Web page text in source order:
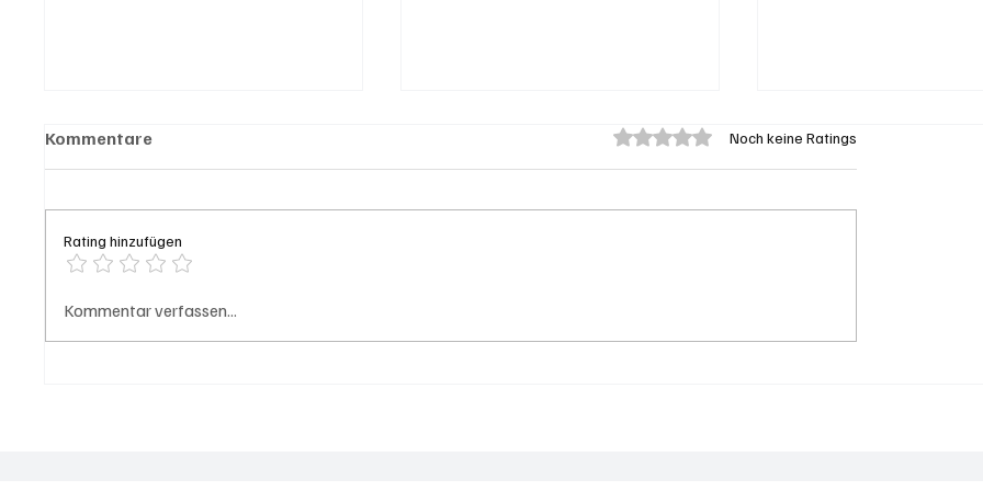
Olten: Provisorium
Kommentare Mit 0 von 5 Sternen bewertet.
Noch keine Ratings
Rating hinzufügen
Kommentar verfassen...